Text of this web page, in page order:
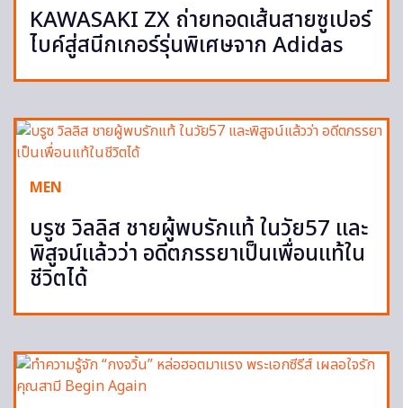
KAWASAKI ZX ถ่ายทอดเส้นสายซูเปอร์
ไบค์สู่สนีกเกอร์รุ่นพิเศษจาก Adidas
MEN
บรูซ วิลลิส ชายผู้พบรักแท้ ในวัย57 และ
พิสูจน์แล้วว่า อดีตภรรยาเป็นเพื่อนแท้ใน
ชีวิตได้